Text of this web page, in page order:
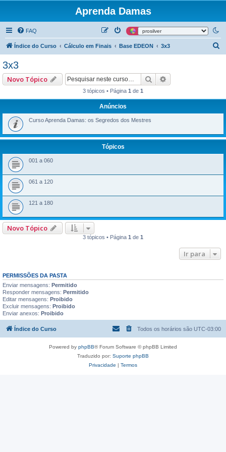
Aprenda Damas
FAQ
Índice do Curso Cálculo em Finais Base EDEON 3x3
r
3x3
Novo Tópico Pesquisar
3 tópicos • Página 1 de 1
Anúncios
Curso Aprenda Damas: os Segredos dos Mestres
Tópicos
001 a 060
061 a 120
121 a 180
Novo Tópico
3 tópicos • Página 1 de 1
Ir para
PERMISSÕES DA PASTA
Enviar mensagens: Permitido
Responder mensagens: Permitido
Editar mensagens: Proibido
Excluir mensagens: Proibido
Enviar anexos: Proibido
Índice do Curso Todos os horários são UTC-03:00
Powered by phpBB® Forum Software © phpBB Limited
Traduzido por: Suporte phpBB
Privacidade | Termos